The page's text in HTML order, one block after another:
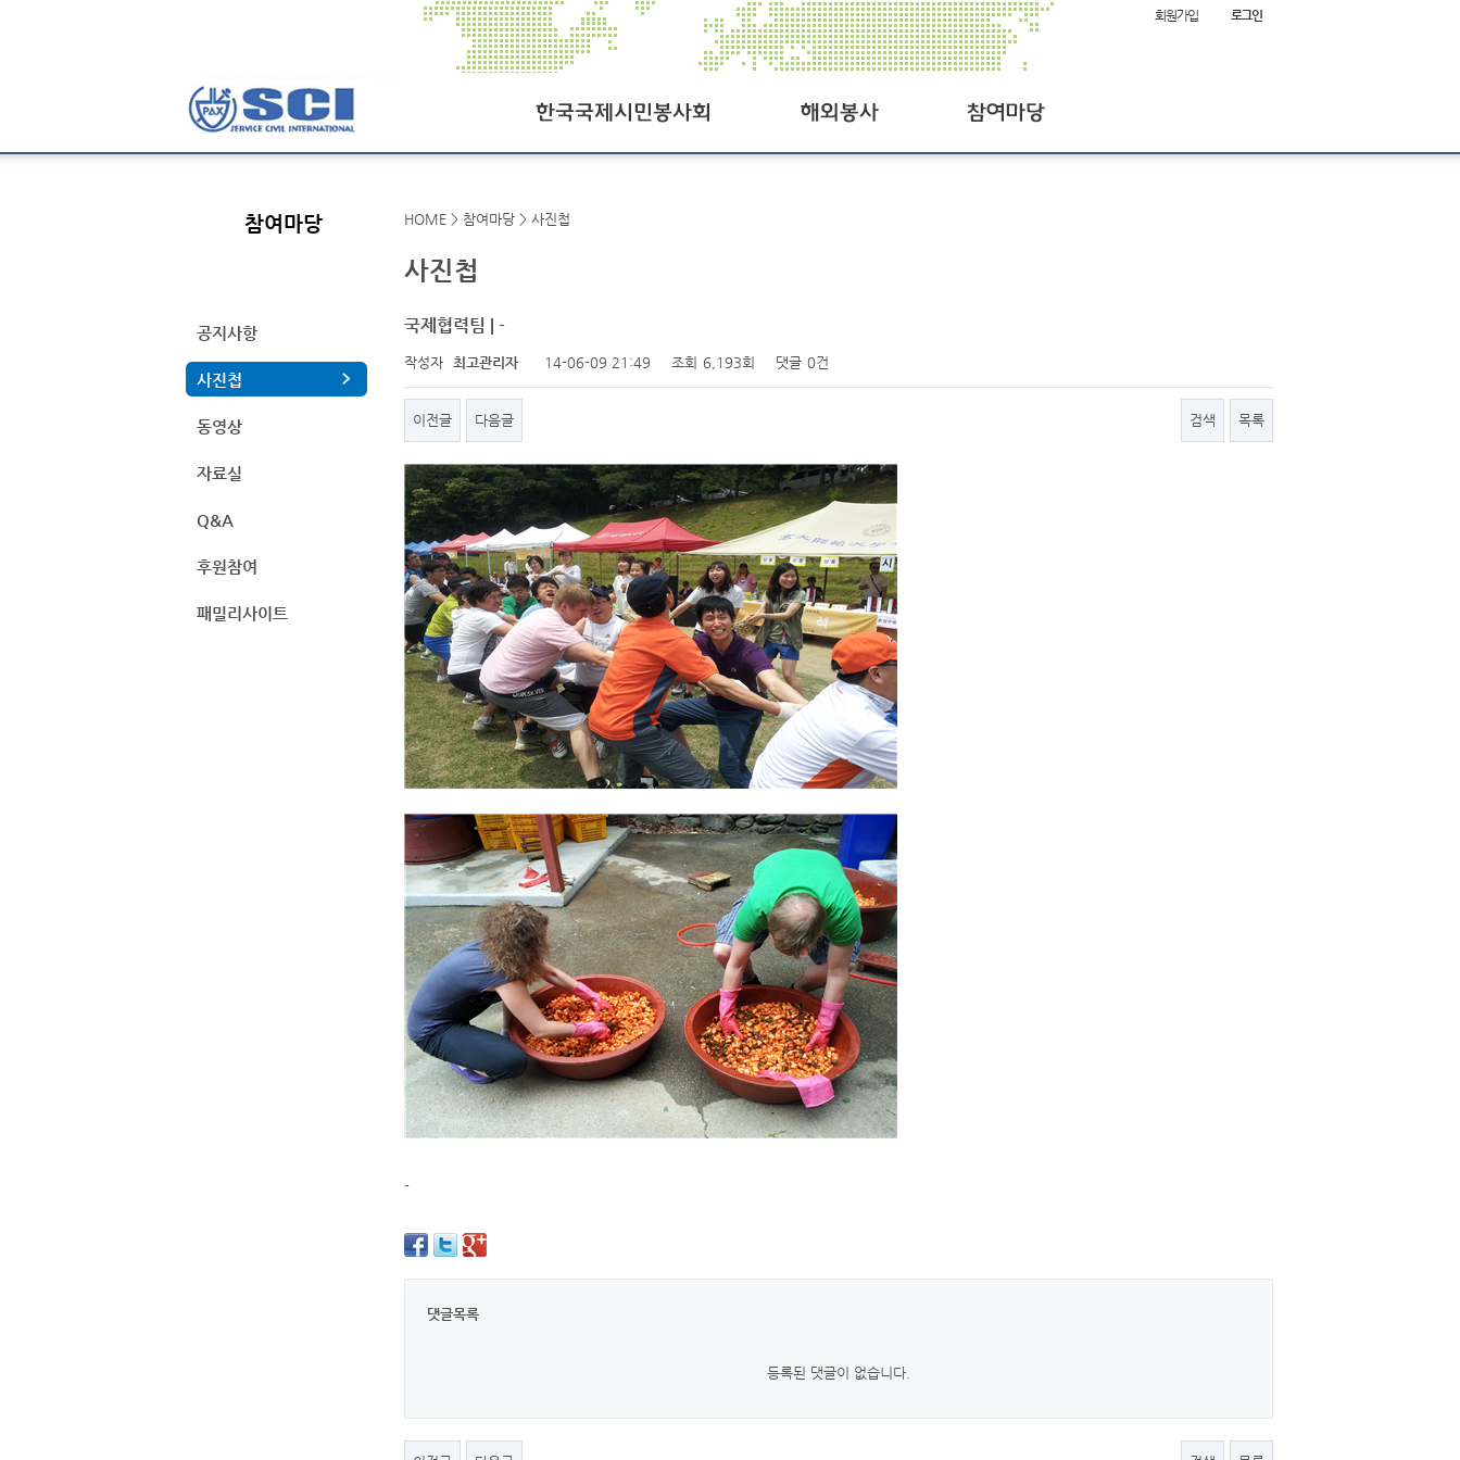
회원가입 로그인
조직도
참여마당
공지사항
사진첩
동영상
자료실
Q&A
후원참여
패밀리사이트
HOME > 참여마당 > 사진첩
사진첩
국제협력팀 | -
작성자 최고관리자 14-06-09 21:49 조회 6,193회 댓글 0건
이전글 다음글 검색 목록
-
댓글목록
등록된 댓글이 없습니다.